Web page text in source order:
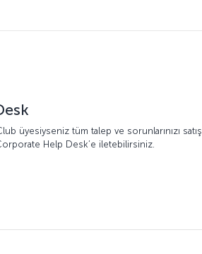
üyesiyseniz tüm talep ve sorunlarınızı satış
Help Desk’e iletebilirsiniz.